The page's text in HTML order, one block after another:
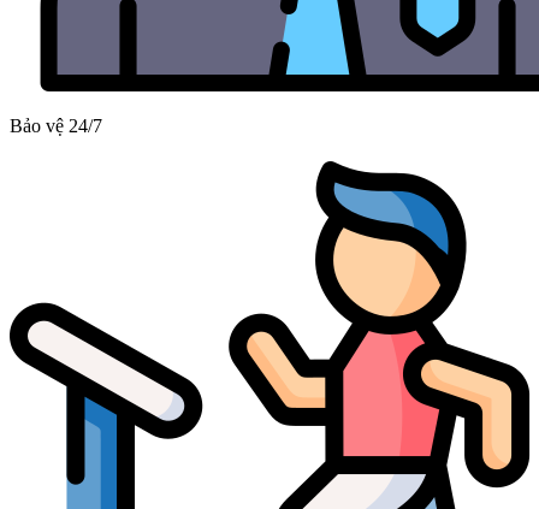
Bảo vệ 24/7